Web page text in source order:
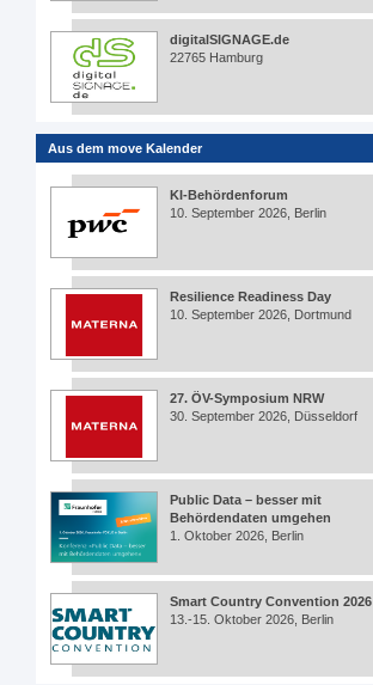
digitalSIGNAGE.de
22765 Hamburg
Aus dem move Kalender
KI-Behördenforum
10. September 2026, Berlin
Resilience Readiness Day
10. September 2026, Dortmund
27. ÖV-Symposium NRW
30. September 2026, Düsseldorf
Public Data – besser mit
Behördendaten umgehen
1. Oktober 2026, Berlin
Smart Country Convention 2026
13.-15. Oktober 2026, Berlin